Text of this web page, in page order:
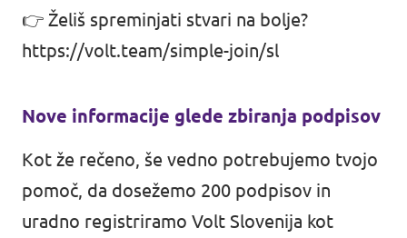
👉 Želiš spreminjati stvari na bolje?
https://volt.team/simple-join/sl
Nove informacije glede zbiranja podpisov
Kot že rečeno, še vedno potrebujemo tvojo
pomoč, da dosežemo 200 podpisov in
uradno registriramo Volt Slovenija kot